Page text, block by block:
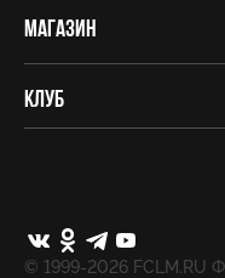
Магазин
Клуб
© 1999-2026 FCLM.RU